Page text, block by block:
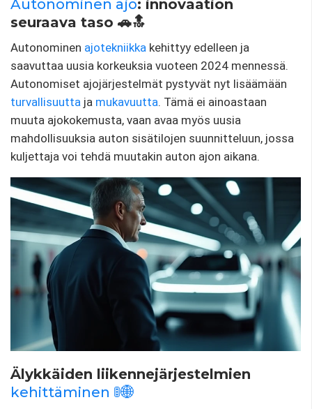
Autonominen ajo: innovaation
seuraava taso 🚗🔝
Autonominen ajotekniikka kehittyy edelleen ja
saavuttaa uusia korkeuksia vuoteen 2024 mennessä.
Autonomiset ajojärjestelmät pystyvät nyt lisäämään
turvallisuutta ja mukavuutta. Tämä ei ainoastaan ​​
muuta ajokokemusta, vaan avaa myös uusia
mahdollisuuksia auton sisätilojen suunnitteluun, jossa
kuljettaja voi tehdä muutakin auton ajon aikana.
Älykkäiden liikennejärjestelmien
kehittäminen 🚦🌐